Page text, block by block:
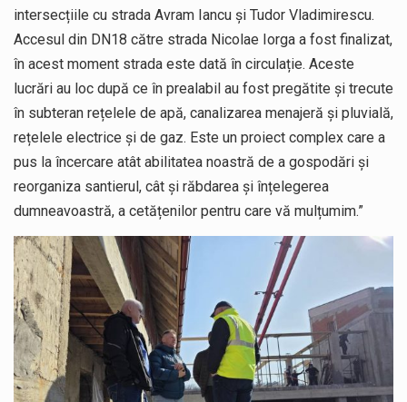
intersecțiile cu strada Avram Iancu și Tudor Vladimirescu.
Accesul din DN18 către strada Nicolae Iorga a fost finalizat,
în acest moment strada este dată în circulație. Aceste
lucrări au loc după ce în prealabil au fost pregătite și trecute
în subteran rețelele de apă, canalizarea menajeră și pluvială,
rețelele electrice și de gaz. Este un proiect complex care a
pus la încercare atât abilitatea noastră de a gospodări și
reorganiza santierul, cât și răbdarea și înțelegerea
dumneavoastră, a cetățenilor pentru care vă mulțumim.”